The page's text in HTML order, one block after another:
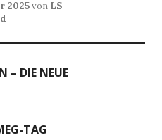
2025von LS
– DIE NEUE
TAG